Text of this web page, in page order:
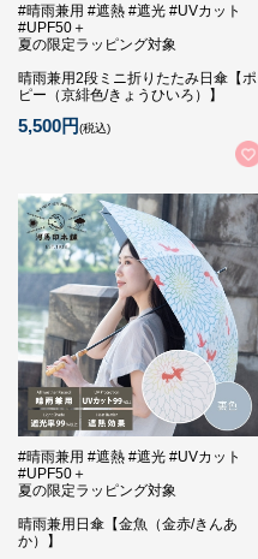
#晴雨兼用 #遮熱 #遮光 #UVカット
#UPF50＋
夏の限定ラッピング対象
晴雨兼用2段ミニ折りたたみ日傘【ポ
ピー（京緋色/きょうひいろ）】
5,500円(税込)
#晴雨兼用 #遮熱 #遮光 #UVカット
#UPF50＋
夏の限定ラッピング対象
晴雨兼用日傘【金魚（金赤/きんあ
か）】